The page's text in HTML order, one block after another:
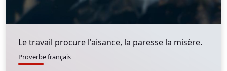
Le travail procure l'aisance, la paresse la misère.
Proverbe français